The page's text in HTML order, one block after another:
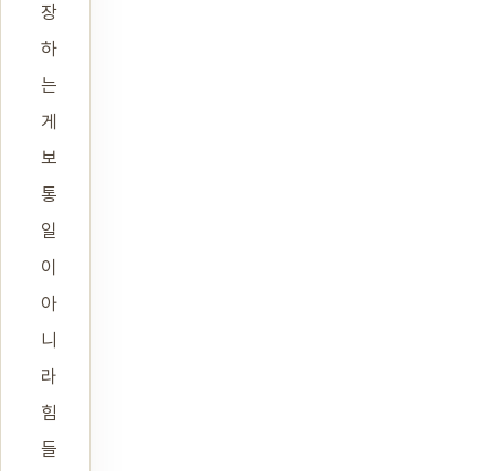
장
하
는
게
보
통
일
이
아
니
라
힘
들